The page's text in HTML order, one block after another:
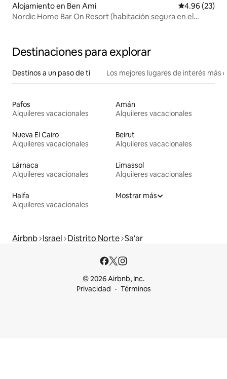
Alojamiento en Ben Ami Calificación
4.96 (23)
Nordic Home Bar On Resort (habitación segura en el
Destinaciones para explorar
Destinos a un paso de ti Los mejores lugares de interés más
Pafos
Alquileres vacacionales
Amán
Alquileres vacacionales
Nueva El Cairo
Alquileres vacacionales
Beirut
Alquileres vacacionales
Lárnaca
Alquileres vacacionales
Limassol
Alquileres vacacionales
Haifa
Alquileres vacacionales
Mostrar más
Airbnb Israel Distrito Norte Sa'ar
© 2026 Airbnb, Inc.
Privacidad
Términos